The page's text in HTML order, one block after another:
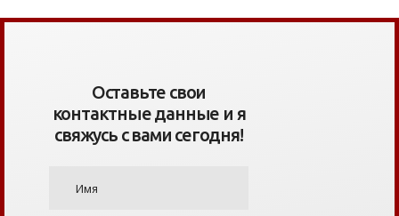
Оставьте свои
контактные данные и я
свяжусь с вами сегодня!